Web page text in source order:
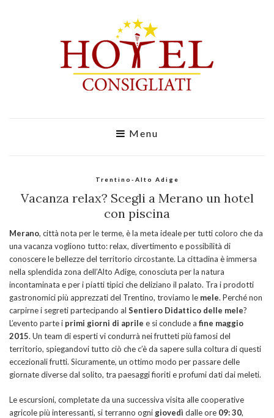
Menu
Trentino-Alto Adige
Vacanza relax? Scegli a Merano un hotel
con piscina
Merano, città nota per le terme, è la meta ideale per tutti coloro che da
una vacanza vogliono tutto: relax, divertimento e possibilità di
conoscere le bellezze del territorio circostante. La cittadina è immersa
nella splendida zona dell’Alto Adige, conosciuta per la natura
incontaminata e per i piatti tipici che deliziano il palato. Tra i prodotti
gastronomici più apprezzati del Trentino, troviamo le mele. Perché non
carpirne i segreti partecipando al Sentiero Didattico delle mele?
L’evento parte i primi giorni di aprile e si conclude a fine maggio
2015. Un team di esperti vi condurrà nei frutteti più famosi del
territorio, spiegandovi tutto ciò che c’è da sapere sulla coltura di questi
eccezionali frutti. Sicuramente, un ottimo modo per passare delle
giornate diverse dal solito, tra paesaggi fioriti e profumi dati dai meleti.
Le escursioni, completate da una successiva visita alle cooperative
agricole più interessanti, si terranno ogni giovedì dalle ore 09: 30,